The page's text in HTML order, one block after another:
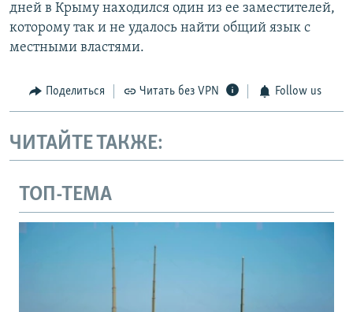
дней в Крыму находился один из ее заместителей,
которому так и не удалось найти общий язык с
местными властями.
Поделиться Читать без VPN Follow us
ЧИТАЙТЕ ТАКЖЕ:
ТОП-ТЕМА